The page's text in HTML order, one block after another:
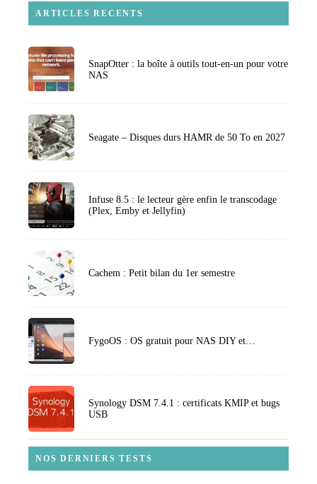
ARTICLES RECENTS
SnapOtter : la boîte à outils tout-en-un pour votre
NAS
Seagate – Disques durs HAMR de 50 To en 2027
Infuse 8.5 : le lecteur gère enfin le transcodage
(Plex, Emby et Jellyfin)
Cachem : Petit bilan du 1er semestre
FygoOS : OS gratuit pour NAS DIY et…
Synology DSM 7.4.1 : certificats KMIP et bugs
USB
NOS DERNIERS TESTS